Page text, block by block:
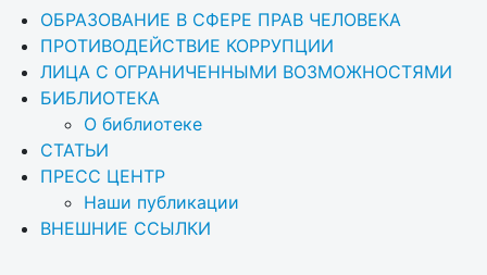
ОБРАЗОВАНИЕ В СФЕРЕ ПРАВ ЧЕЛОВЕКА
ПРОТИВОДЕЙСТВИЕ КОРРУПЦИИ
ЛИЦА С ОГРАНИЧЕННЫМИ ВОЗМОЖНОСТЯМИ
БИБЛИОТЕКА
О библиотеке
СТАТЬИ
ПРЕСС ЦЕНТР
Наши публикации
ВНЕШНИЕ ССЫЛКИ